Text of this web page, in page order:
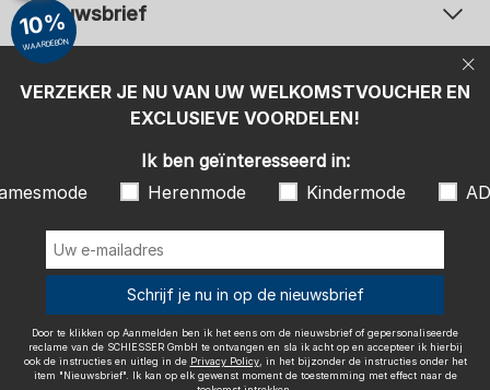
Nieuwsbrief
Uw
Uw e-mailadres
Aanmelden
Herenmode
ADIDAS
Door te klikken op Aanmelden ben ik het eens om de nieuwsbrief of
gepersonaliseerde reclame van de SCHIESSER GmbH te ontvangen en
sla ik acht op en accepteer ik hierbij ook de instructies en uitleg in de
, in het bijzonder de instructies onder het item
effect naar de toekomst intrekken.
Betaalwijzen
Wij bezorgen met
VERZEKER JE NU VAN UW WELKOMSTVOUCHER EN
EXCLUSIEVE VOORDELEN!
10%
WAARDEBON
Ik ben geïnteresseerd in:
Herenmode Kindermode
Schrijf je nu in op de nieuwsbrief
Door te klikken op Aanmelden ben ik het eens om de nieuwsbrief of gepersonaliseerde
reclame van de SCHIESSER GmbH te ontvangen en sla ik acht op en accepteer ik hierbij
ook de instructies en uitleg in de Privacy Policy, in het bijzonder de instructies onder het
item "Nieuwsbrief". Ik kan op elk gewenst moment de toestemming met effect naar de